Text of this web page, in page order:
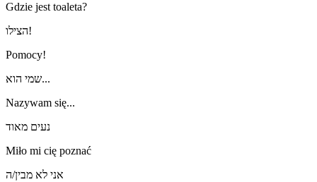
Gdzie jest toaleta?
הצילו!
Pomocy!
שמי הוא...
Nazywam się...
נעים מאוד
Miło mi cię poznać
אני לא מבין/ה